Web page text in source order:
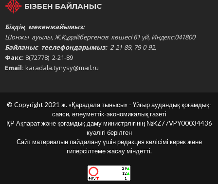
БІЗБЕН БАЙЛАНЫС
Біздің мекенжайымыз:
Шонжы ауылы, Ж.Құдайбергенов көшесі 61 үй, Индекс:041800
Байланыс теелефондарымыз: 2-21-89, 79-0-92,
Факс: 8(72778) 2-21-89
Email: karadala.tynysy@mail.ru
© Copyright 2021 ж. «Қарадала тынысы» - Ұйғыр аудандық қоғамдық-
саяси, әлеуметтік-экономикалық газеті
ҚР Ақпарат және қоғамдық даму министрлігінің №KZ77VPY00034436
куәлігі берілген
Сайт материалын пайдалану үшін редакция келісімі керек және
гиперсілтеме жасау міндетті.